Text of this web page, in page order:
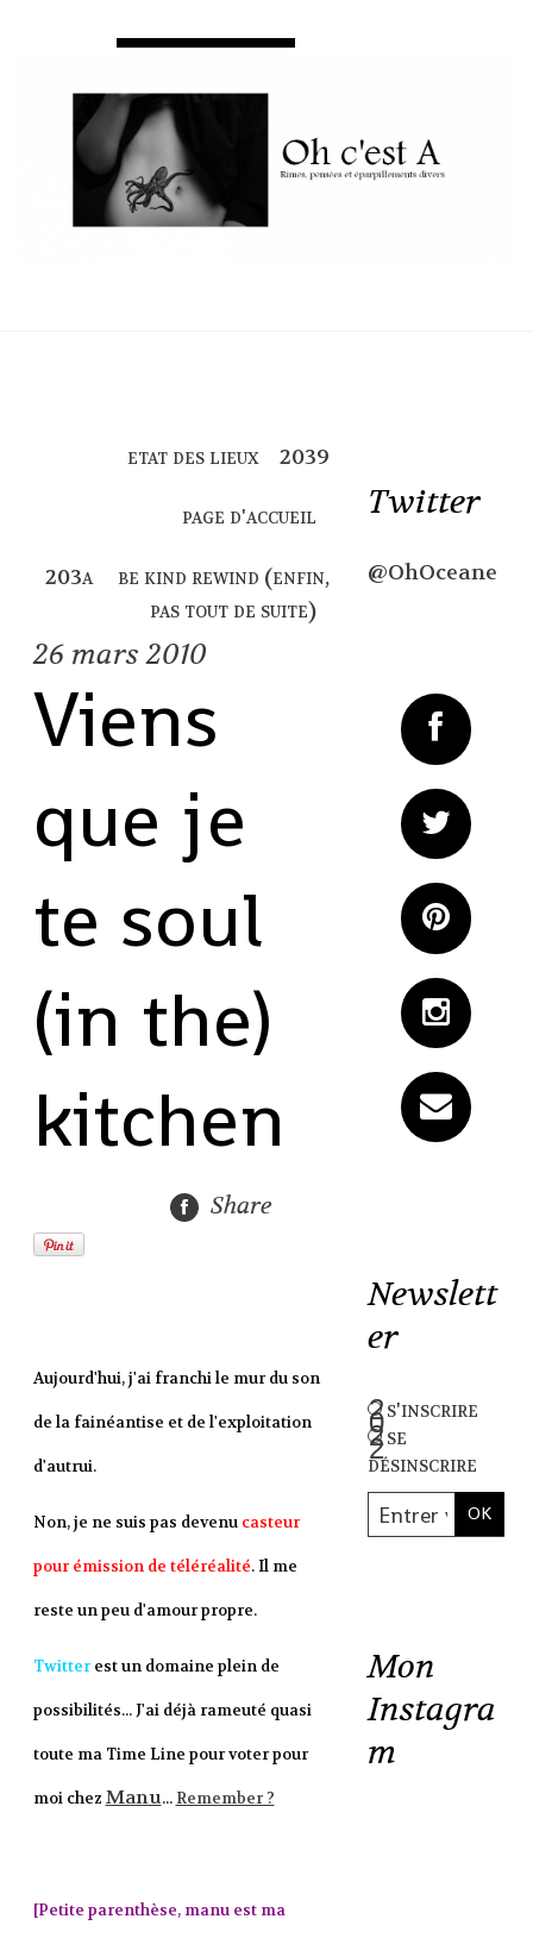
etat des lieux
page d'accueil
be kind rewind (enfin,
pas tout de suite)
26 mars 2010
Viens
que je
te soul
(in the)
kitchen
Share
Aujourd'hui, j'ai franchi le mur du son
de la fainéantise et de l'exploitation
d'autrui.
Non, je ne suis pas devenu casteur
pour émission de téléréalité. Il me
reste un peu d'amour propre.
Twitterest un domaine plein de
possibilités... J'ai déjà rameuté quasi
toute ma Time Line pour voter pour
moi chez Manu... Remember ?
[Petite parenthèse, manu est ma
Twitter
@OhOceane
Newslett
er
s'inscrire
se
désinscrire
Mon
Instagra
m